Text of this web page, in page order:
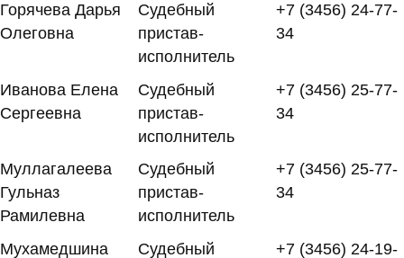
Горячева Дарья
Олеговна
Судебный
пристав-
исполнитель
+7 (3456) 24-77-
34
Иванова Елена
Сергеевна
Судебный
пристав-
исполнитель
+7 (3456) 25-77-
34
Муллагалеева
Гульназ
Рамилевна
Судебный
пристав-
исполнитель
+7 (3456) 25-77-
34
Мухамедшина Судебный +7 (3456) 24-19-